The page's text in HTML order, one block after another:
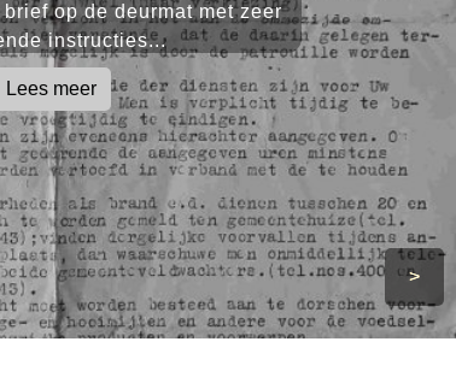
op de deurmat met zeer
instructies...
Lees meer
>